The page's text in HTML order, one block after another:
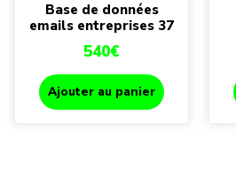
Base de données
emails entreprises 37
540€
Ajouter au panier